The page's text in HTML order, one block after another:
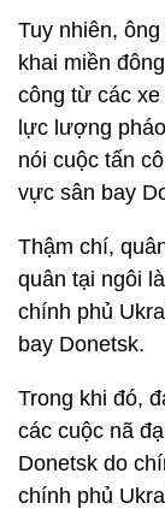
Tuy nhiên,
khai miền
công từ các
lực lượng
nói cuộc tấn
vực sân bay
Thậm chí,
quân tại ngôi
chính phủ
bay Donetsk.
Trong khi đó,
các cuộc nã
Donetsk do
chính phủ